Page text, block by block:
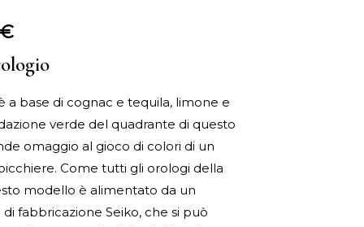
435,00€.
a base di cognac e tequila, limone e
verde del quadrante di questo
omaggio al gioco di colori di un
Come tutti gli orologi della
modello è alimentato da un
fabbricazione Seiko, che si può